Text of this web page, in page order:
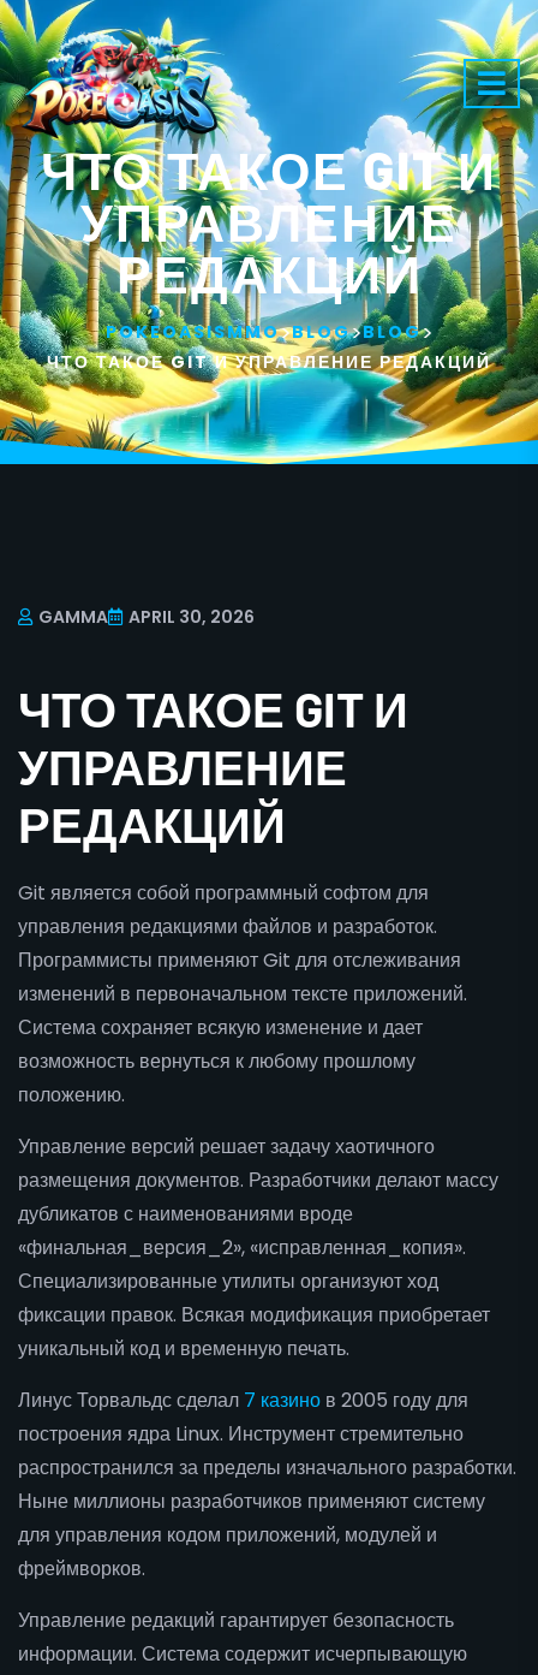
ЧТО ТАКОЕ GIT И
УПРАВЛЕНИЕ
РЕДАКЦИЙ
POKEOASISMMO>BLOG>BLOG>
ЧТО ТАКОЕ GIT И УПРАВЛЕНИЕ РЕДАКЦИЙ
GAMMA APRIL 30, 2026
ЧТО ТАКОЕ GIT И
УПРАВЛЕНИЕ
РЕДАКЦИЙ
Git является собой программный софтом для
управления редакциями файлов и разработок.
Программисты применяют Git для отслеживания
изменений в первоначальном тексте приложений.
Система сохраняет всякую изменение и дает
возможность вернуться к любому прошлому
положению.
Управление версий решает задачу хаотичного
размещения документов. Разработчики делают массу
дубликатов с наименованиями вроде
«финальная_версия_2», «исправленная_копия».
Специализированные утилиты организуют ход
фиксации правок. Всякая модификация приобретает
уникальный код и временную печать.
Линус Торвальдс сделал 7 казино в 2005 году для
построения ядра Linux. Инструмент стремительно
распространился за пределы изначального разработки.
Ныне миллионы разработчиков применяют систему
для управления кодом приложений, модулей и
фреймворков.
Управление редакций гарантирует безопасность
информации. Система содержит исчерпывающую